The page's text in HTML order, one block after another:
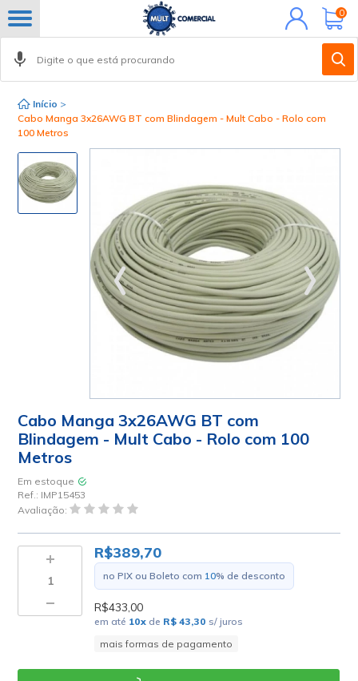
Minha
conta
0
Início >
Cabo Manga 3x26AWG BT com Blindagem - Mult Cabo - Rolo com
100 Metros
Cabo Manga 3x26AWG BT com
Blindagem - Mult Cabo - Rolo com 100
Metros
Em estoque
Ref.: IMP15453
Avaliação:
R$389,70
no PIX ou Boleto com 10% de desconto
R$433,00
em até 10x de R$ 43,30 s/ juros
mais formas de pagamento